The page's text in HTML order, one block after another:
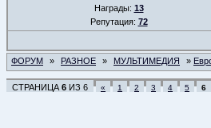
Награды: 13
Репутация: 72
ФОРУМ » РАЗНОЕ » МУЛЬТИМЕДИЯ »
СТРАНИЦА 6 ИЗ 6 « 1 2 3 4 5 6